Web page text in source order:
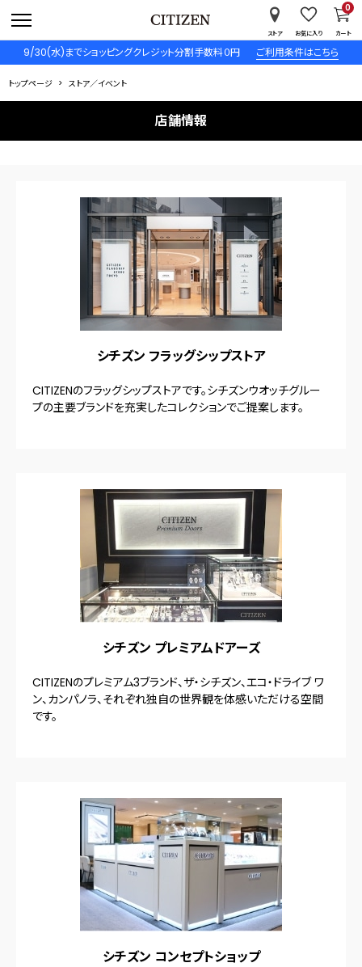
9/30(水)までショッピングクレジット分割手数料０円 ご利用条件はこちら
ストア お気に入り カート
0
トップページ ストア／イベント
店舗情報
シチズン フラッグシップストア
CITIZENのフラッグシップストアです。シチズンウオッチグルー
プの主要ブランドを充実したコレクションでご提案します。
シチズン プレミアムドアーズ
CITIZENのプレミアム3ブランド、ザ・シチズン、エコ・ドライブ ワ
ン、カンパノラ、それぞれ独自の世界観を体感いただける空間
です。
シチズン コンセプトショップ